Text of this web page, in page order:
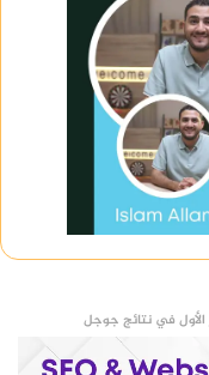
في نتائج جوجل